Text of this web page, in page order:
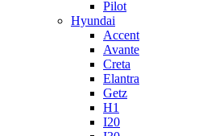
Pilot
Hyundai
Accent
Avante
Creta
Elantra
Getz
H1
I20